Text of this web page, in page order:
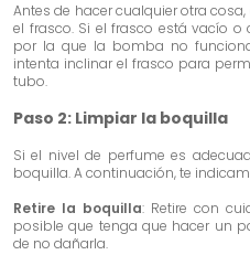
Antes de hacer cualquier otra
el frasco. Si el frasco está vacío
por la que la bomba no
intenta inclinar el frasco para
tubo.
Paso 2: Limpiar la boquilla
Si el nivel de perfume es
boquilla. A continuación, te
Retire la boquilla: Retire con
posible que tenga que hacer un
de no dañarla.